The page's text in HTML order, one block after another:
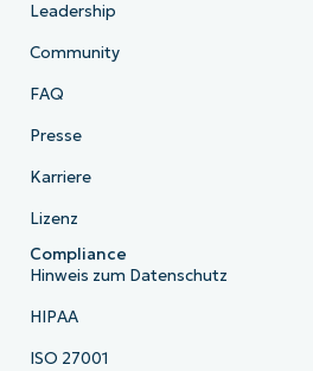
Leadership
Community
FAQ
Presse
Karriere
Lizenz
Compliance
Hinweis zum Datenschutz
HIPAA
ISO 27001